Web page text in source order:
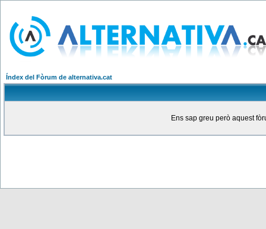
Índex del Fòrum de alternativa.cat
Ens sap greu però aquest